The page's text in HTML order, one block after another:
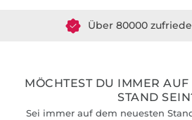
MÖCHTEST DU IMMER
STAND
Sei immer auf dem neuesten